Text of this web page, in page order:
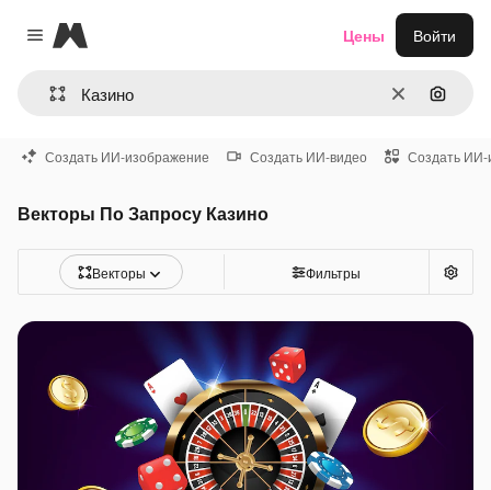
Close menu
Magnific
ОчиститьПоиск
Цены Войти
Создать ИИ-изображение Создать ИИ-видео Создать ИИ-
Векторы По Запросу Казино
Векторы Фильтры